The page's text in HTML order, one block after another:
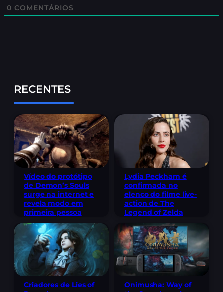
0 COMENTÁRIOS
RECENTES
Vídeo do protótipo
de Demon’s Souls
surge na internet e
revela modo em
primeira pessoa
Lydia Peckham é
confirmada no
elenco do filme live-
action de The
Legend of Zelda
Criadores de Lies of
Onimusha: Way of